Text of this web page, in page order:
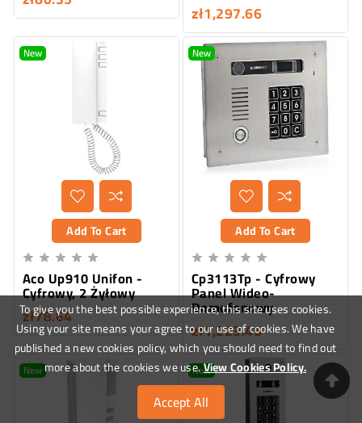
To give you the best possible experience, this site uses cookies.
Using your site means your agree to our use of cookies. We have
published a new cookies policy, which you should need to find out
more about the cookies we use.View Cookies Policy.
Accept All
zł1,297.66
New
Add To Cart
    
Aco Up910 Unifon -
Cyfrowy, 2 Żyłowy
zł78.64
New
Add To Cart
    
Cp3113Tp - Cyfrowy
Panel Wideo-
Domofonowy
zł1,223.45
New New